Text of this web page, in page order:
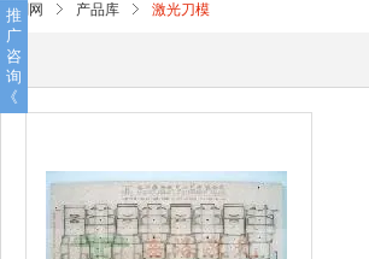
印刷网 产品库 激光刀模
推
广
咨
询
《